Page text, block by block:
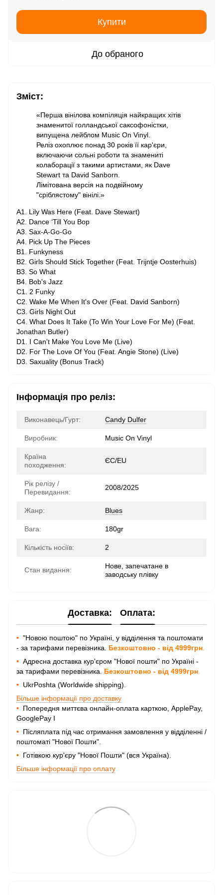
Купити
До обраного
Зміст:
«Перша вінілова компіляція найкращих хітів
знаменитої голландської саксофоністки,
випущена лейблом Music On Vinyl.
Реліз охоплює понад 30 років її кар'єри,
включаючи сольні роботи та знамениті
колаборації з такими артистами, як Dave
Stewart та David Sanborn.
Лімітована версія на подвійному
"сріблястому" вінілі.»
A1. Lily Was Here (Feat. Dave Stewart)
A2. Dance ‘Till You Bop
A3. Sax-A-Go-Go
A4. Pick Up The Pieces
B1. Funkyness
B2. Girls Should Stick Together (Feat. Trijntje Oosterhuis)
B3. So What
B4. Bob's Jazz
C1. 2 Funky
C2. Wake Me When It's Over (Feat. David Sanborn)
C3. Girls Night Out
C4. What Does It Take (To Win Your Love For Me) (Feat.
Jonathan Butler)
D1. I Can't Make You Love Me (Live)
D2. For The Love Of You (Feat. Angie Stone) (Live)
D3. Saxuality (Bonus Track)
Інформація про реліз:
Виконавець/Гурт: Candy Dulfer
Виробник: Music On Vinyl
Країна
походження:
ЄС/EU
Рік релізу /
Перевидання:
2008/2025
Жанр: Blues
Вага: 180gr
Кількість носіїв: 2
Стан видання:
Нове, запечатане в
заводську плівку
Доставка: Оплата:
• "Новою поштою" по Україні, у відділення та поштомати
- за тарифами перевізника. Безкоштовно - від 4999грн
• Адресна доставка кур'єром "Нової пошти" по Україні -
за тарифами перевізника. Безкоштовно - від 4999грн
• UkrPoshta (Worldwide shipping).
Більше інформації про доставку
• Попередня миттєва онлайн-оплата карткою, ApplePay,
GooglePay I
• Післяплата під час отримання замовлення у відділенні /
поштоматі "Нової Пошти".
• Готівкою кур'єру "Нової Пошти" (вся Україна).
Більше інформації про оплату